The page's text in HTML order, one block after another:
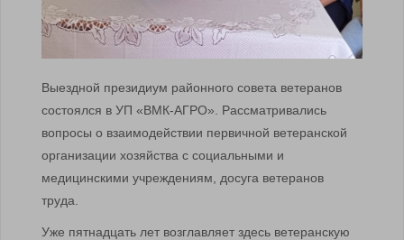
Выездной президиум районного совета ветеранов
состоялся в УП «ВМК-АГРО». Рассматривались
вопросы о взаимодействии первичной ветеранской
организации хозяйства с социальными и
медицинскими учреждениям, досуга ветеранов
труда.
Уже пятнадцать лет возглавляет здесь ветеранскую